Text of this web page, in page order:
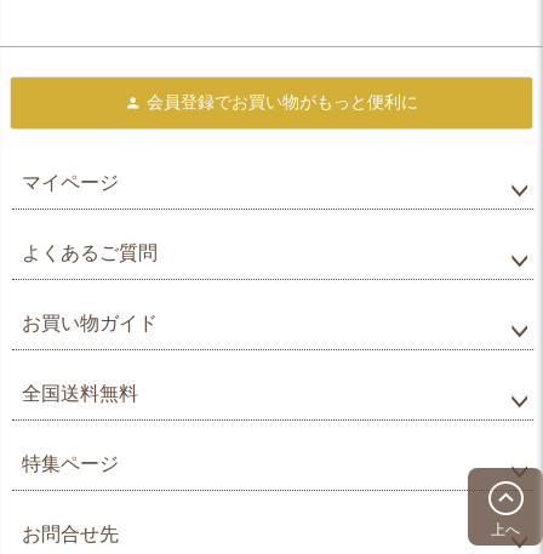
上へ
会員登録でお買い物がもっと便利に
マイページ
よくあるご質問
お買い物ガイド
全国送料無料
特集ページ
お問合せ先